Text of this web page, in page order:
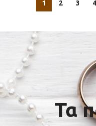
1 2 3 4
Τα